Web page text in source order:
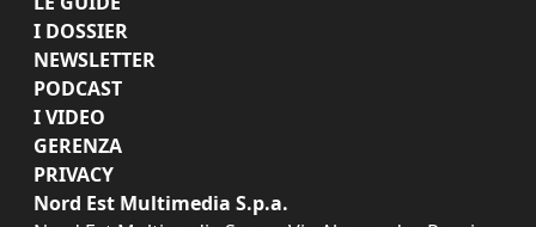
I DOSSIER
NEWSLETTER
PODCAST
I VIDEO
GERENZA
PRIVACY
Nord Est Multimedia S.p.a.